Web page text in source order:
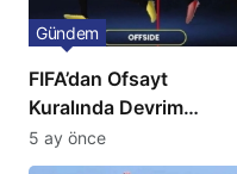
FIFA’dan Ofsayt
Kuralında Devrim
Niteliğinde Onay
Gündem
5 ay önce